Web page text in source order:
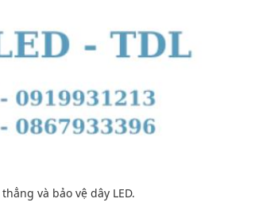
và bảo vệ dây LED.